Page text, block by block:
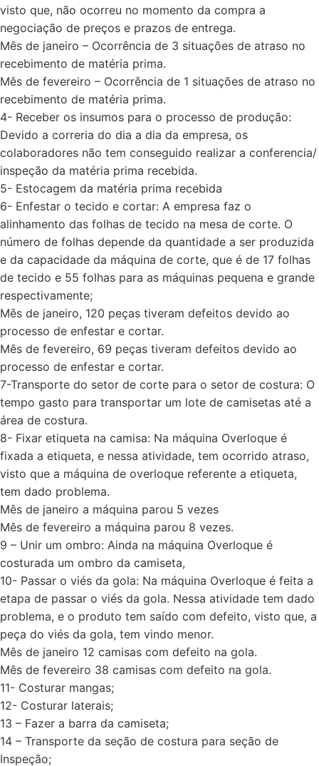
visto que, não ocorreu no momento da compra a
negociação de preços e prazos de entrega.
Mês de janeiro – Ocorrência de 3 situações de atraso no
recebimento de matéria prima.
Mês de fevereiro – Ocorrência de 1 situações de atraso no
recebimento de matéria prima.
4- Receber os insumos para o processo de produção:
Devido a correria do dia a dia da empresa, os
colaboradores não tem conseguido realizar a conferencia/
inspeção da matéria prima recebida.
5- Estocagem da matéria prima recebida
6- Enfestar o tecido e cortar: A empresa faz o
alinhamento das folhas de tecido na mesa de corte. O
número de folhas depende da quantidade a ser produzida
e da capacidade da máquina de corte, que é de 17 folhas
de tecido e 55 folhas para as máquinas pequena e grande
respectivamente;
Mês de janeiro, 120 peças tiveram defeitos devido ao
processo de enfestar e cortar.
Mês de fevereiro, 69 peças tiveram defeitos devido ao
processo de enfestar e cortar.
7-Transporte do setor de corte para o setor de costura: O
tempo gasto para transportar um lote de camisetas até a
área de costura.
8- Fixar etiqueta na camisa: Na máquina Overloque é
fixada a etiqueta, e nessa atividade, tem ocorrido atraso,
visto que a máquina de overloque referente a etiqueta,
tem dado problema.
Mês de janeiro a máquina parou 5 vezes
Mês de fevereiro a máquina parou 8 vezes.
9 – Unir um ombro: Ainda na máquina Overloque é
costurada um ombro da camiseta,
10- Passar o viés da gola: Na máquina Overloque é feita a
etapa de passar o viés da gola. Nessa atividade tem dado
problema, e o produto tem saído com defeito, visto que, a
peça do viés da gola, tem vindo menor.
Mês de janeiro 12 camisas com defeito na gola.
Mês de fevereiro 38 camisas com defeito na gola.
11- Costurar mangas;
12- Costurar laterais;
13 – Fazer a barra da camiseta;
14 – Transporte da seção de costura para seção de
Inspeção;